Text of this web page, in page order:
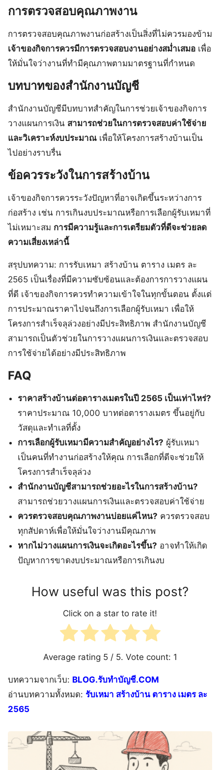
การตรวจสอบคุณภาพงาน
การตรวจสอบคุณภาพงานก่อสร้างเป็นสิ่งที่ไม่ควรมองข้าม
เจ้าของกิจการควรมีการตรวจสอบงานอย่างสม่ำเสมอ เพื่อ
ให้มั่นใจว่างานที่ทำมีคุณภาพตามมาตรฐานที่กำหนด
บทบาทของสำนักงานบัญชี
สำนักงานบัญชีมีบทบาทสำคัญในการช่วยเจ้าของกิจการ
วางแผนการเงิน สามารถช่วยในการตรวจสอบค่าใช้จ่าย
และวิเคราะห์งบประมาณ เพื่อให้โครงการสร้างบ้านเป็น
ไปอย่างราบรื่น
ข้อควรระวังในการสร้างบ้าน
เจ้าของกิจการควรระวังปัญหาที่อาจเกิดขึ้นระหว่างการ
ก่อสร้าง เช่น การเกินงบประมาณหรือการเลือกผู้รับเหมาที่
ไม่เหมาะสม การมีความรู้และการเตรียมตัวที่ดีจะช่วยลด
ความเสี่ยงเหล่านี้
สรุปบทความ: การรับเหมา สร้างบ้าน ตาราง เมตร ละ
2565 เป็นเรื่องที่มีความซับซ้อนและต้องการการวางแผน
ที่ดี เจ้าของกิจการควรทำความเข้าใจในทุกขั้นตอน ตั้งแต่
การประมาณราคาไปจนถึงการเลือกผู้รับเหมา เพื่อให้
โครงการสำเร็จลุล่วงอย่างมีประสิทธิภาพ สำนักงานบัญชี
สามารถเป็นตัวช่วยในการวางแผนการเงินและตรวจสอบ
การใช้จ่ายได้อย่างมีประสิทธิภาพ
FAQ
ราคาสร้างบ้านต่อตารางเมตรในปี 2565 เป็นเท่าไหร่?
ราคาประมาณ 10,000 บาทต่อตารางเมตร ขึ้นอยู่กับ
วัสดุและทำเลที่ตั้ง
การเลือกผู้รับเหมามีความสำคัญอย่างไร? ผู้รับเหมา
เป็นคนที่ทำงานก่อสร้างให้คุณ การเลือกที่ดีจะช่วยให้
โครงการสำเร็จลุล่วง
สำนักงานบัญชีสามารถช่วยอะไรในการสร้างบ้าน?
สามารถช่วยวางแผนการเงินและตรวจสอบค่าใช้จ่าย
ควรตรวจสอบคุณภาพงานบ่อยแค่ไหน? ควรตรวจสอบ
ทุกสัปดาห์เพื่อให้มั่นใจว่างานมีคุณภาพ
หากไม่วางแผนการเงินจะเกิดอะไรขึ้น? อาจทำให้เกิด
ปัญหาการขาดงบประมาณหรือการเกินงบ
How useful was this post?
Click on a star to rate it!
Average rating 5/ 5. Vote count: 1
บทความจากเว็บ: BLOG.รับทำบัญชี.COM
อ่านบทความทั้งหมด: รับเหมา สร้างบ้าน ตาราง เมตร ละ
2565